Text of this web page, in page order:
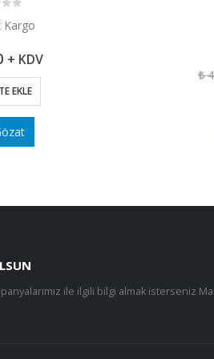
Kargo
+ KDV
EKLE
₺
ile ilgili bilgi almak isterseniz